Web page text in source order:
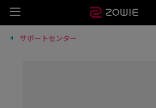
サポートセンター